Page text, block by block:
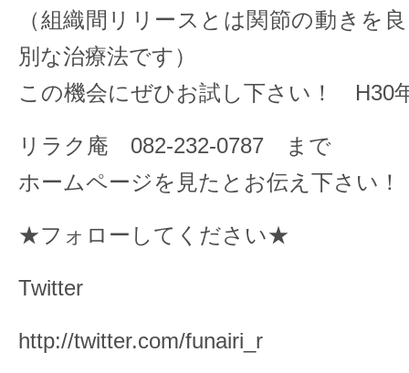
（組織間リリースとは関節の動きを
別な治療法です）
この機会にぜひお試し下さい！ H30
リラク庵 082-232-0787 まで
ホームページを見たとお伝え下さい！
★フォローしてください★
Twitter
http://twitter.com/funairi_r